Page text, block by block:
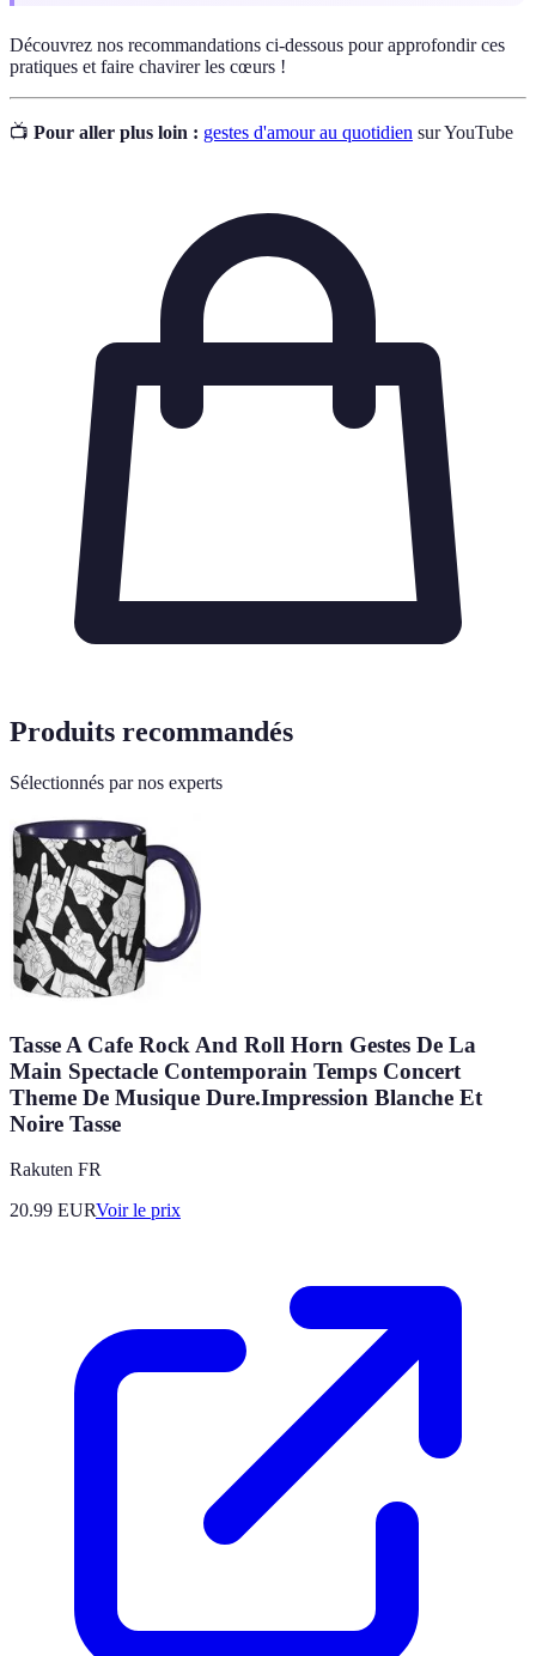
Découvrez nos recommandations ci-dessous pour approfondir ces
pratiques et faire chavirer les cœurs !
📺 Pour aller plus loin : gestes d'amour au quotidien sur YouTube
Produits recommandés
Sélectionnés par nos experts
Tasse A Cafe Rock And Roll Horn Gestes De La
Main Spectacle Contemporain Temps Concert
Theme De Musique Dure.Impression Blanche Et
Noire Tasse
Rakuten FR
20.99 EURVoir le prix